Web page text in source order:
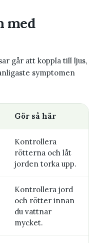
med
går att koppla till ljus,
symptomen
Gör så här
Kontrollera
rötterna och låt
jorden torka upp.
Kontrollera jord
och rötter innan
du vattnar
mycket.